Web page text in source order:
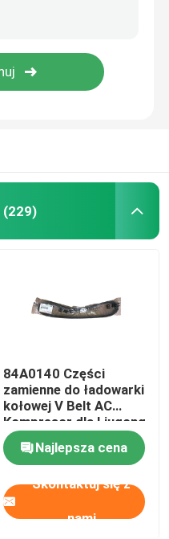
(229)
84A0140 Części
zamienne do ładowarki
kołowej V Belt AC
Kompresor dla Liugong
Najlepsza cena
Skontaktuj się z
nami